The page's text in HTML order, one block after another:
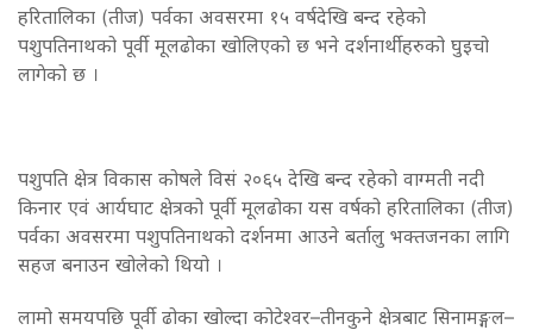
हरितालिका (तीज) पर्वका अवसरमा १५ वर्षदेखि बन्द रहेको
पशुपतिनाथको पूर्वी मूलढोका खोलिएको छ भने दर्शनार्थीहरुको घुइचो
लागेको छ ।
पशुपति क्षेत्र विकास कोषले विसं २०६५ देखि बन्द रहेको वाग्मती नदी
किनार एवं आर्यघाट क्षेत्रको पूर्वी मूलढोका यस वर्षको हरितालिका (तीज)
पर्वका अवसरमा पशुपतिनाथको दर्शनमा आउने बर्तालु भक्तजनका लागि
सहज बनाउन खोलेको थियो ।
लामो समयपछि पूर्वी ढोका खोल्दा कोटेश्वर–तीनकुने क्षेत्रबाट सिनामङ्गल–